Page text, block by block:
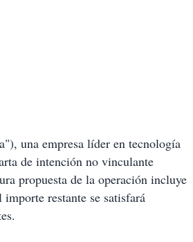
una empresa líder en tecnología
de intención no vinculante
propuesta de la operación incluye
restante se satisfará